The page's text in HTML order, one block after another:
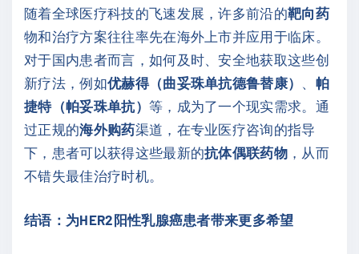
随着全球医疗科技的飞速发展，许多前沿的靶向药
物和治疗方案往往率先在海外上市并应用于临床。
对于国内患者而言，如何及时、安全地获取这些创
新疗法，例如优赫得（曲妥珠单抗德鲁替康） 、 帕
捷特（帕妥珠单抗） 等，成为了一个现实需求。通
过正规的海外购药渠道，在专业医疗咨询的指导
下，患者可以获得这些最新的抗体偶联药物 ，从而
不错失最佳治疗时机。
结语：为HER2阳性乳腺癌患者带来更多希望